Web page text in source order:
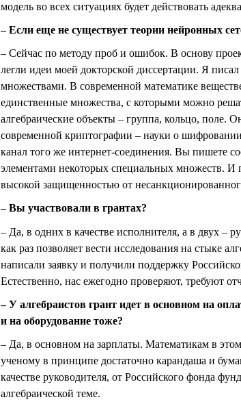
модель во всех ситуациях будет действовать
– Если еще не существует теории нейронных
– Сейчас по методу проб и ошибок. В основу
легли идеи моей докторской диссертации. Я
множествами. В современной математике
единственные множества, с которыми можно
алгебраические объекты – группа, кольцо, поле.
современной криптографии – науки о
канал того же интернет-соединения. Вы пишете
элементами некоторых специальных множеств. И
высокой защищенностью от
– Вы участвовали в грантах?
– Да, в одних в качестве исполнителя, а в двух –
как раз позволяет вести исследования на стыке
написали заявку и получили поддержку
Естественно, нас ежегодно проверяют, требуют
– У алгебраистов грант идет в основном на
и на оборудование тоже?
– Да, в основном на зарплаты. Математикам в
ученому в принципе достаточно карандаша и
качестве руководителя, от Российского фонда
алгебраической теме.